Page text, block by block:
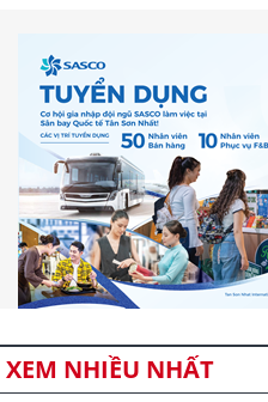
XEM NHIỀU NHẤT